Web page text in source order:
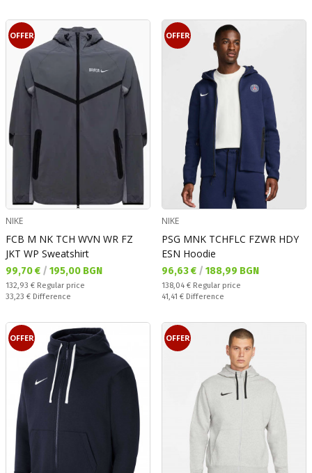
OFFER
NIKE
FCB M NK TCH WVN WR FZ
JKT WP Sweatshirt
Текуща цена:
99,70 € / 195,00 BGN
Regular price:
132,93 € Regular price
Спестявате:
33,23 € Difference
OFFER
NIKE
PSG MNK TCHFLC FZWR HDY
ESN Hoodie
Текуща цена:
96,63 € / 188,99 BGN
Regular price:
138,04 € Regular price
Спестявате:
41,41 € Difference
OFFER OFFER